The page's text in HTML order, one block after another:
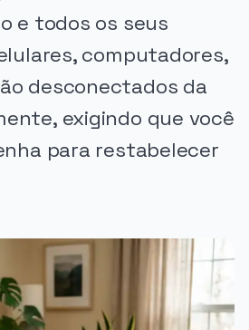
e todos os seus
computadores,
desconectados da
exigindo que você
para restabelecer